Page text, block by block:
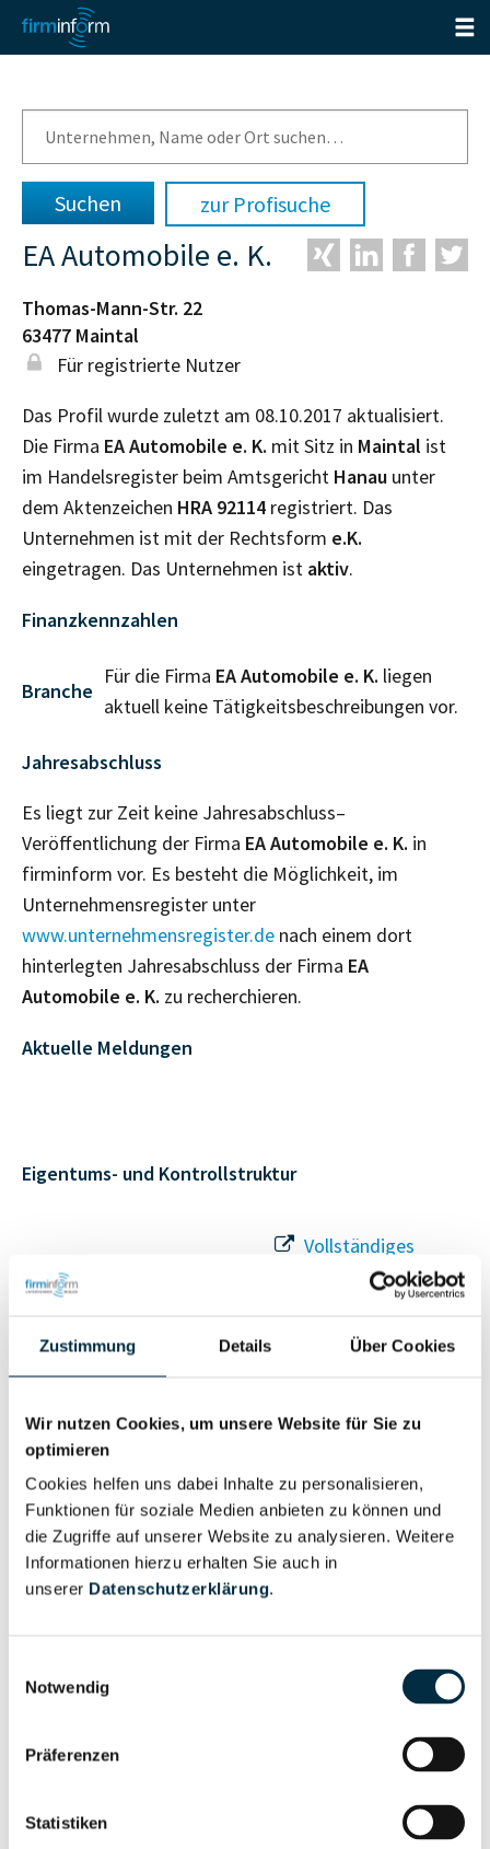
Zustimmung Details Über Cookies
Wir nutzen Cookies, um unsere Website für Sie zu
optimieren
Cookies helfen uns dabei Inhalte zu personalisieren,
Funktionen für soziale Medien anbieten zu können und
die Zugriffe auf unserer Website zu analysieren. Weitere
Informationen hierzu erhalten Sie auch in
unserer Datenschutzerklärung.
Notwendig
Präferenzen
Statistiken
zur Profisuche
EA Automobile e. K.
Thomas-Mann-Str. 22
63477 Maintal
Für registrierte Nutzer
Das Profil wurde zuletzt am 08.10.2017 aktualisiert.
Die Firma EA Automobile e. K. mit Sitz in Maintal ist
im Handelsregister beim Amtsgericht Hanau unter
dem Aktenzeichen HRA 92114 registriert. Das
Unternehmen ist mit der Rechtsform e.K.
eingetragen. Das Unternehmen ist aktiv.
Finanzkennzahlen
Branche
Für die Firma EA Automobile e. K. liegen
aktuell keine Tätigkeitsbeschreibungen vor.
Jahresabschluss
Es liegt zur Zeit keine Jahresabschluss–
Veröffentlichung der Firma EA Automobile e. K. in
firminform vor. Es besteht die Möglichkeit, im
Unternehmensregister unter
www.unternehmensregister.de nach einem dort
hinterlegten Jahresabschluss der Firma EA
Automobile e. K. zu recherchieren.
Aktuelle Meldungen
Eigentums- und Kontrollstruktur
Gesellschafterstruktur
Vollständiges
Unternehmensprofil
anfragen
Wirtschaftlich
Berechtigten Pfad
Vollständiges
Unternehmensprofil
anfragen
PEP- und
Vollständiges
Unternehmensprofil